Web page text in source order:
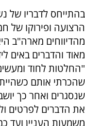
בהתייחס לדבריו של
הרצועה ופירוקו של
מהדיווחים מארה"ב
מאוד והדברים באים
"החלטות לחוד
שהכרתי אותם
שנסגרים ואחר כך
את הדברים לפרטים
משמעות העניין